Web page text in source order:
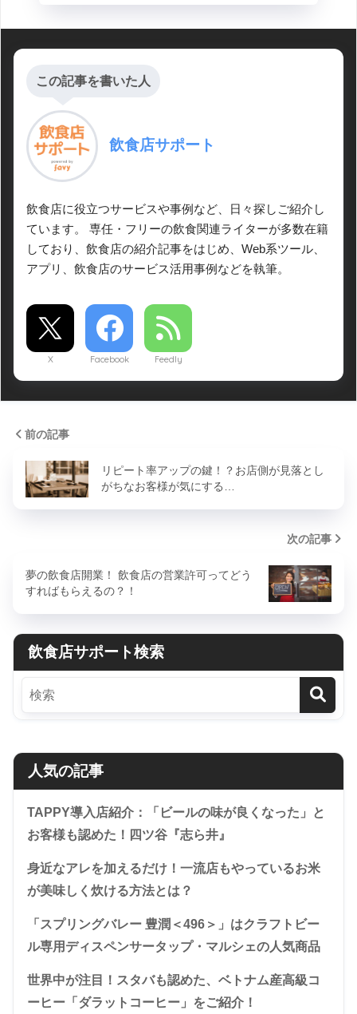
この記事を書いた人
飲食店サポート
飲食店に役立つサービスや事例など、日々探しご紹介し
ています。 専任・フリーの飲食関連ライターが多数在籍
しており、飲食店の紹介記事をはじめ、Web系ツール、
アプリ、飲食店のサービス活用事例などを執筆。
X Facebook Feedly
前の記事
リピート率アップの鍵！？お店側が見落とし
がちなお客様が気にする…
次の記事
夢の飲食店開業！ 飲食店の営業許可ってどう
すればもらえるの？！
飲食店サポート検索
人気の記事
TAPPY導入店紹介：「ビールの味が良くなった」と
お客様も認めた！四ツ谷『志ら井』
身近なアレを加えるだけ！一流店もやっているお米
が美味しく炊ける方法とは？
「スプリングバレー 豊潤＜496＞」はクラフトビー
ル専用ディスペンサータップ・マルシェの人気商品
世界中が注目！スタバも認めた、ベトナム産高級コ
ーヒー「ダラットコーヒー」をご紹介！